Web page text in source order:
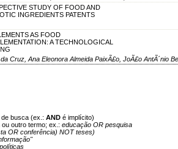
STUDY OF FOOD AND
INGREDIENTS PATENTS
AS FOOD
A TECHNOLOGICAL
Cruz, Ana Eleonora Almeida PaixÃ£o, JoÃ£o AntÃ´nio
de busca (ex.:AND é implícito)
ou outro termo; ex.:educação OR pesquisa
OR conferência) NOT teses)